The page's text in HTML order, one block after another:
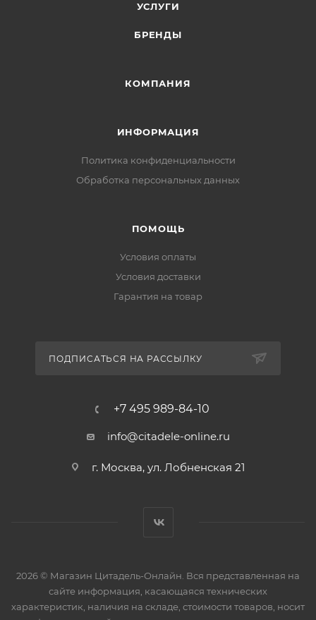
УСЛУГИ
БРЕНДЫ
КОМПАНИЯ
ИНФОРМАЦИЯ
Политика конфиденциальности
Обработка персональных данных
ПОМОЩЬ
Условия оплаты
Условия доставки
Гарантия на товар
ПОДПИСАТЬСЯ НА РАССЫЛКУ
+7 495 989-84-10
info@citadele-online.ru
г. Москва, ул. Лобненская 21
2026 © Магазин Цитадель-Онлайн. Вся представленная на
сайте информация, касающаяся технических
характеристик, наличия на складе, стоимости товаров, носит